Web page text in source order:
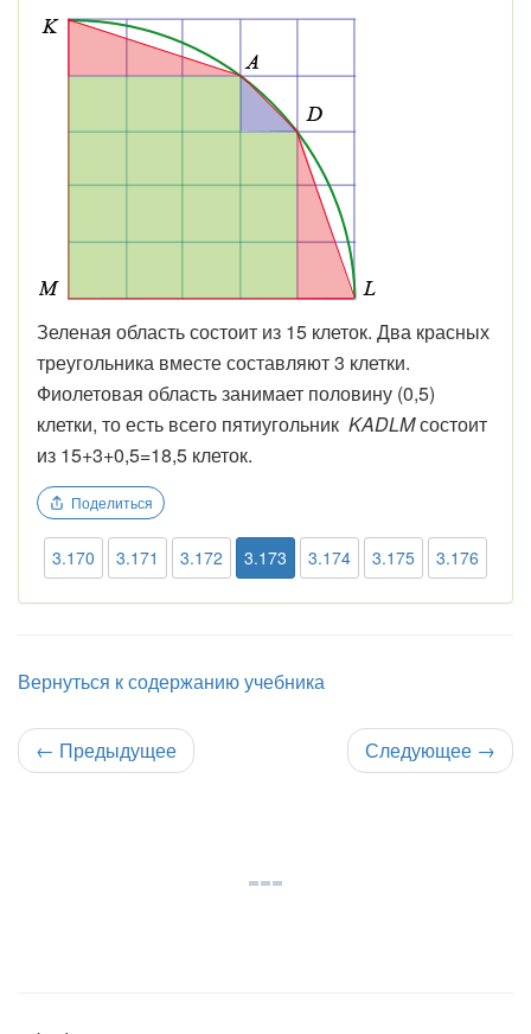
Зеленая область состоит из 15 клеток. Два красных
треугольника вместе составляют 3 клетки.
Фиолетовая область занимает половину (0,5)
клетки, то есть всего пятиугольник KADLMсостоит
из 15+3+0,5=18,5 клеток.
Поделиться
3.170 3.171 3.172 3.173 3.174 3.175 3.176
Вернуться к содержанию учебника
← Предыдущее Следующее →